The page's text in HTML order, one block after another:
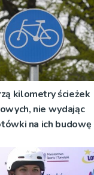
kilometry ścieżek
nie wydając
na ich budowę